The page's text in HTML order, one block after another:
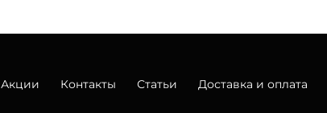
Акции Контакты Статьи Доставка и оплата